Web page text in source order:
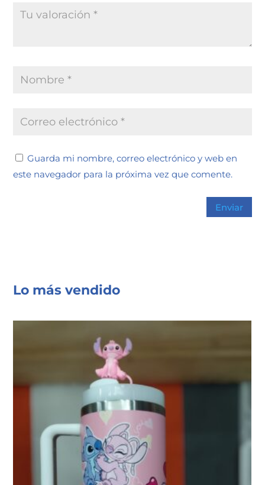
Guarda mi nombre, correo electrónico y web en
este navegador para la próxima vez que comente.
Lo más vendido